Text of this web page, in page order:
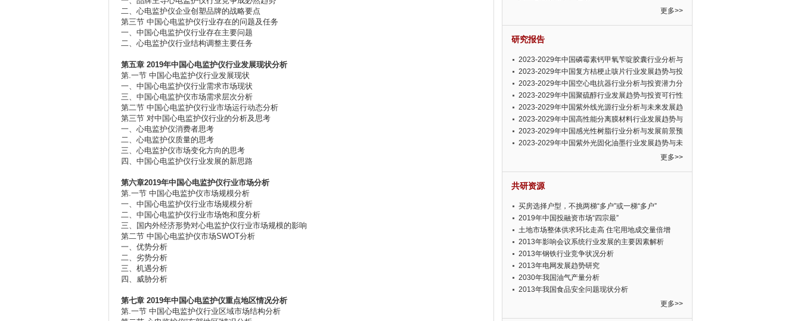
二、心电监护仪企业创塑品牌的战略要点
第三节 中国心电监护仪行业存在的问题及任务
一、中国心电监护仪行业存在主要问题
二、心电监护仪行业结构调整主要任务
第五章 2019年中国心电监护仪行业发展现状分析
第.一节 中国心电监护仪行业发展现状
一、中国心电监护仪行业需求市场现状
三、中国心电监护仪市场需求层次分析
第二节 中国心电监护仪行业市场运行动态分析
第三节 对中国心电监护仪行业的分析及思考
一、心电监护仪消费者思考
二、心电监护仪质量的思考
三、心电监护仪市场变化方向的思考
四、中国心电监护仪行业发展的新思路
第六章2019年中国心电监护仪行业市场分析
第.一节 中国心电监护仪市场规模分析
一、中国心电监护仪行业市场规模分析
二、中国心电监护仪行业市场饱和度分析
三、国内外经济形势对心电监护仪行业市场规模的影响
第二节 中国心电监护仪市场SWOT分析
一、优势分析
二、劣势分析
三、机遇分析
四、威胁分析
第七章 2019年中国心电监护仪重点地区情况分析
第.一节 中国心电监护仪行业区域市场结构分析
更多>>
研究报告
2023-2029年中国磷霉素钙甲氧苄啶胶囊行业分析与
投资可行性报告
2023-2029年中国复方桔梗止咳片行业发展趋势与投
资潜力分析报告
2023-2029年中国空心电抗器行业分析与投资潜力分
析报告
2023-2029年中国聚硫醇行业发展趋势与投资可行性
报告
2023-2029年中国紫外线光源行业分析与未来发展趋
势报告
2023-2029年中国高性能分离膜材料行业发展趋势与
发展前景预测报告
2023-2029年中国感光性树脂行业分析与发展前景预
测报告
2023-2029年中国紫外光固化油墨行业发展趋势与未
更多>>
共研资源
买房选择户型，不挑两梯“多户”或一梯“多户”
2019年中国投融资市场“四宗最”
土地市场整体供求环比走高 住宅用地成交量倍增
2013年影响会议系统行业发展的主要因素解析
2013年钢铁行业竞争状况分析
2013年电网发展趋势研究
2030年我国油气产量分析
2013年我国食品安全问题现状分析
更多>>